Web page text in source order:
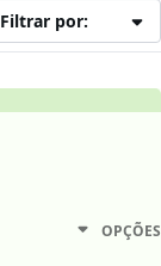
Filtrar por:
OPÇÕES